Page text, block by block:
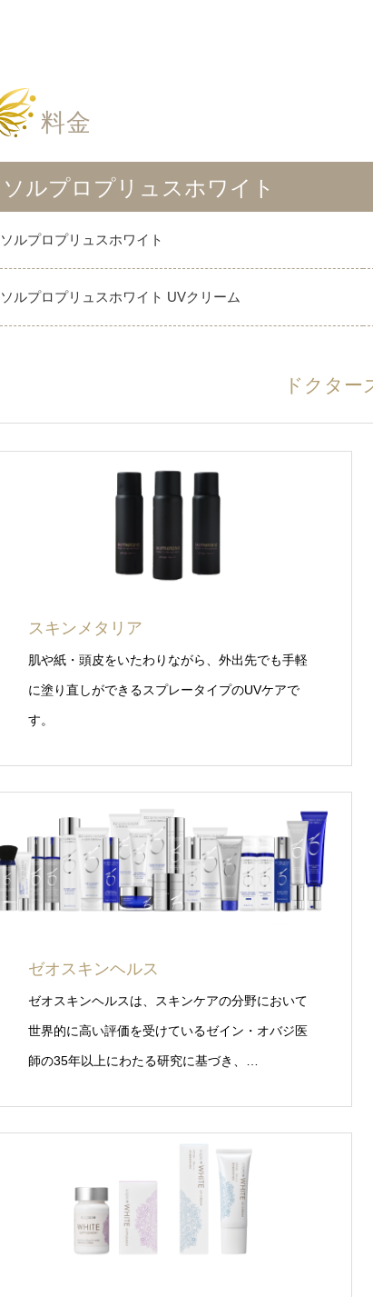
料金
ソルプロプリュスホワイト
ソルプロプリュスホワイト
ソルプロプリュスホワイト UVクリーム
ドクター
スキンメタリア
肌や紙・頭皮をいたわりながら、外出先でも手軽
に塗り直しができるスプレータイプのUVケアで
す。
ゼオスキンヘルス
ゼオスキンヘルスは、スキンケアの分野において
世界的に高い評価を受けているゼイン・オバジ医
師の35年以上にわたる研究に基づき、…